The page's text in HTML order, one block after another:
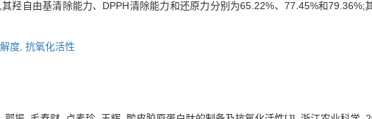
其羟自由基清除能力、DPPH清除能力和还原力分别为65.22%、77.45%和
度, 抗氧化活性